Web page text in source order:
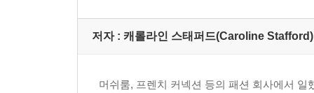
저자 : 캐롤라인 스태퍼드(Caroline Stafford)
머쉬룸, 프렌치 커넥션 등의 패션 회사에서